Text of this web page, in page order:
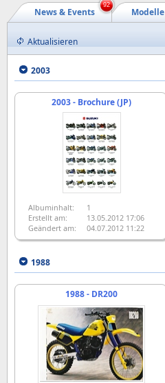
Modelle
News & Events
92
Aktualisieren
2003
2003 - Brochure (JP)
Albuminhalt:
1
Erstellt am:
13.05.2012 17:06
Geändert am:
04.07.2012 11:22
1988
1988 - DR200